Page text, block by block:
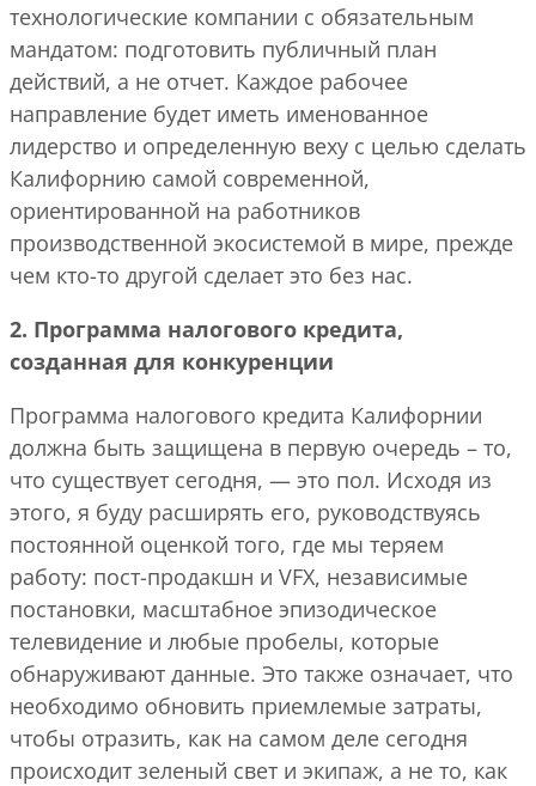
технологические компании с обязательным
мандатом: подготовить публичный план
действий, а не отчет. Каждое рабочее
направление будет иметь именованное
лидерство и определенную веху с целью сделать
Калифорнию самой современной,
ориентированной на работников
производственной экосистемой в мире, прежде
чем кто-то другой сделает это без нас.
2. Программа налогового кредита,
созданная для конкуренции
Программа налогового кредита Калифорнии
должна быть защищена в первую очередь – то,
что существует сегодня, — это пол. Исходя из
этого, я буду расширять его, руководствуясь
постоянной оценкой того, где мы теряем
работу: пост-продакшн и VFX, независимые
постановки, масштабное эпизодическое
телевидение и любые пробелы, которые
обнаруживают данные. Это также означает, что
необходимо обновить приемлемые затраты,
чтобы отразить, как на самом деле сегодня
происходит зеленый свет и экипаж, а не то, как